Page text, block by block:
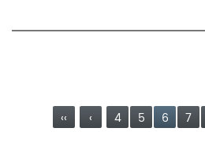
‹‹ ‹ 4 5 6 7